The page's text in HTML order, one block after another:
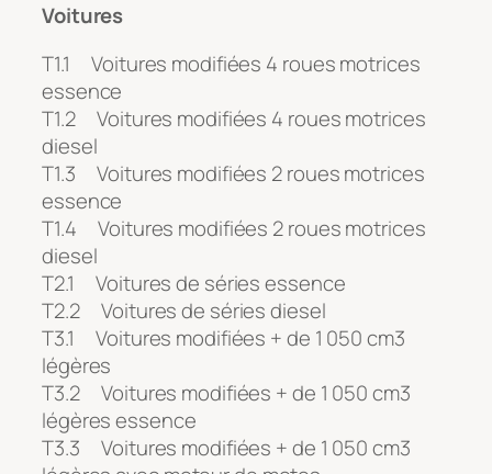
Voitures
T1.1 Voitures modifiées 4 roues motrices
essence
T1.2 Voitures modifiées 4 roues motrices
diesel
T1.3 Voitures modifiées 2 roues motrices
essence
T1.4 Voitures modifiées 2 roues motrices
diesel
T2.1 Voitures de séries essence
T2.2 Voitures de séries diesel
T3.1 Voitures modifiées + de 1 050 cm3
légères
T3.2 Voitures modifiées + de 1 050 cm3
légères essence
T3.3 Voitures modifiées + de 1 050 cm3